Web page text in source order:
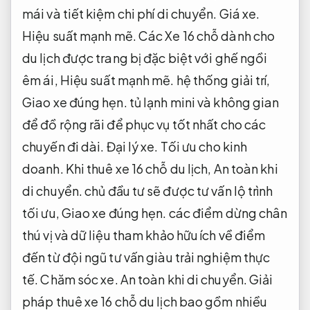
mái và tiết kiệm chi phí di chuyển. Giá xe.
Hiệu suất mạnh mẽ.Các Xe 16 chỗ dành cho
du lịch được trang bị đặc biệt với ghế ngồi
êm ái, Hiệu suất mạnh mẽ. hệ thống giải trí,
Giao xe đúng hẹn. tủ lạnh mini và không gian
để đồ rộng rãi để phục vụ tốt nhất cho các
chuyến đi dài. Đại lý xe. Tối ưu cho kinh
doanh. Khi thuê xe 16 chỗ du lịch, An toàn khi
di chuyển.chủ đầu tư sẽ được tư vấn lộ trình
tối ưu,Giao xe đúng hẹn. các điểm dừng chân
thú vị và dữ liệu tham khảo hữu ích về điểm
đến từ đội ngũ tư vấn giàu trải nghiệm thực
tế.Chăm sóc xe.An toàn khi di chuyển.Giải
pháp thuê xe 16 chỗ du lịch bao gồm nhiều